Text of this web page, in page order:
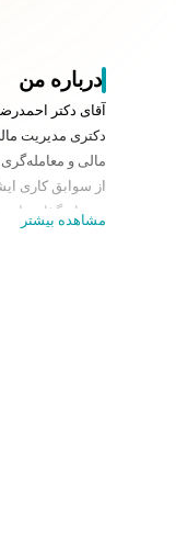
درباره من
آقای دکتر
دکتری مدیریت
مالی و
از سوابق کاری
سرمایه‌گذاری
مشاهده بیشتر